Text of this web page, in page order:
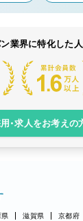
ン業界に特化した
・求人をお考えの
県 滋賀県 京都府